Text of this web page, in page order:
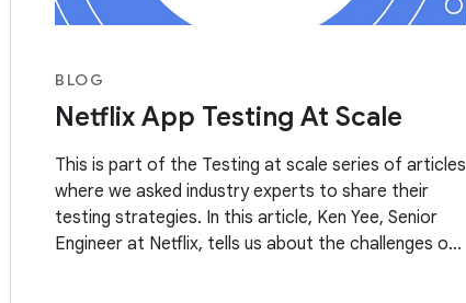
BLOG
Netflix App Testing At Scale
This is part of the Testing at scale series of articles
where we asked industry experts to share their
testing strategies. In this article, Ken Yee, Senior
Engineer at Netflix, tells us about the challenges of